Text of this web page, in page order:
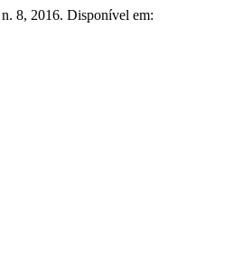
8, 2016. Disponível em: